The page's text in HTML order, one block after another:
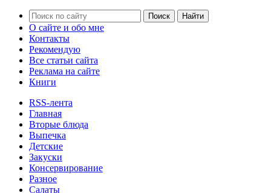
О сайте и обо мне
Контакты
Рекомендую
Все статьи сайта
Реклама на сайте
Книги
RSS-лента
Главная
Вторые блюда
Выпечка
Детские
Закуски
Консервирование
Разное
Салаты